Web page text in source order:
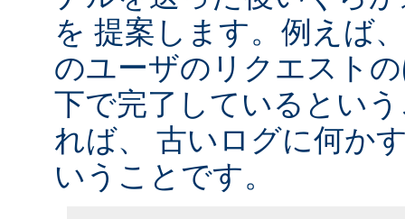
を 提案します。例えば
のユーザのリクエスト
下で完了しているとい
れば、 古いログに何か
いうことです。